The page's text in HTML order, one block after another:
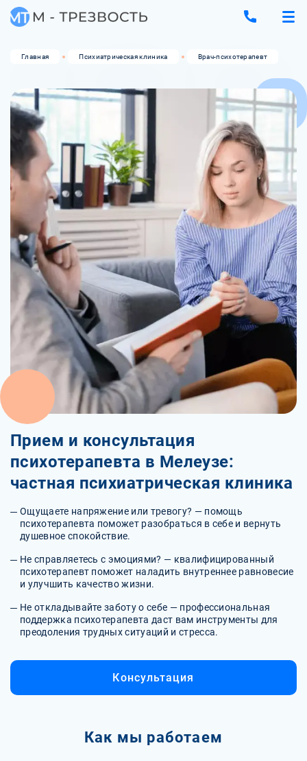
Главная Психиатрическая клиника Врач-психотерапевт
Прием и консультация
психотерапевта в Мелеузе:
частная психиатрическая клиника
Ощущаете напряжение или тревогу? — помощь
психотерапевта поможет разобраться в себе и вернуть
душевное спокойствие.
Не справляетесь с эмоциями? — квалифицированный
психотерапевт поможет наладить внутреннее равновесие
и улучшить качество жизни.
Не откладывайте заботу о себе — профессиональная
поддержка психотерапевта даст вам инструменты для
преодоления трудных ситуаций и стресса.
Консультация
Как мы работаем